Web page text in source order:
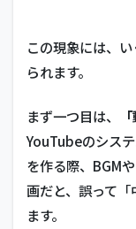
この現象には、
られます。
まず一つ目は、
YouTubeのシス
を作る際、BGM
画だと、誤って
ます。